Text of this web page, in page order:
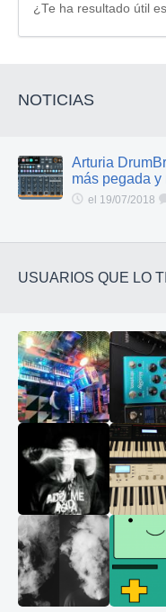
¿Te ha resultado útil
NOTICIAS
Arturia
más pegada
el 19/07/2018
USUARIOS QUE LO